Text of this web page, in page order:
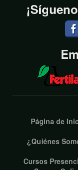
Página de
¿Quiénes
Cursos